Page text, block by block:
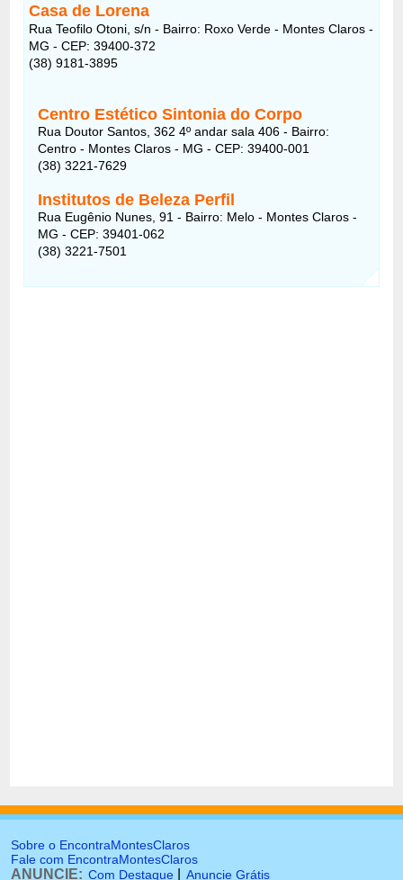
Casa de Lorena
Rua Teofilo Otoni, s/n - Bairro: Roxo Verde - Montes Claros -
MG - CEP: 39400-372
(38) 9181-3895
Centro Estético Sintonia do Corpo
Rua Doutor Santos, 362 4º andar sala 406 - Bairro:
Centro - Montes Claros - MG - CEP: 39400-001
(38) 3221-7629
Institutos de Beleza Perfil
Rua Eugênio Nunes, 91 - Bairro: Melo - Montes Claros -
MG - CEP: 39401-062
(38) 3221-7501
Sobre o EncontraMontesClaros
Fale com EncontraMontesClaros
ANUNCIE: Com Destaque Anuncie Grátis